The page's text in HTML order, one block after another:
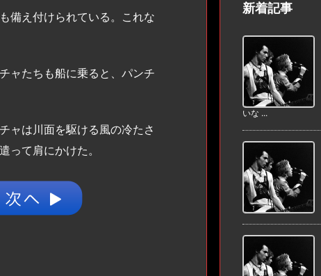
備え付けられている。これな
ャたちも船に乗ると、パンチ
ャは川面を駆ける風の冷たさ
って肩にかけた。
新着記事
いな ...